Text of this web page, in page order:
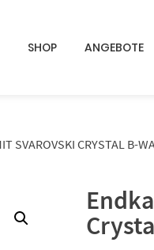
SHOP ANGEBOTE
SVAROVSKI CRYSTAL B-